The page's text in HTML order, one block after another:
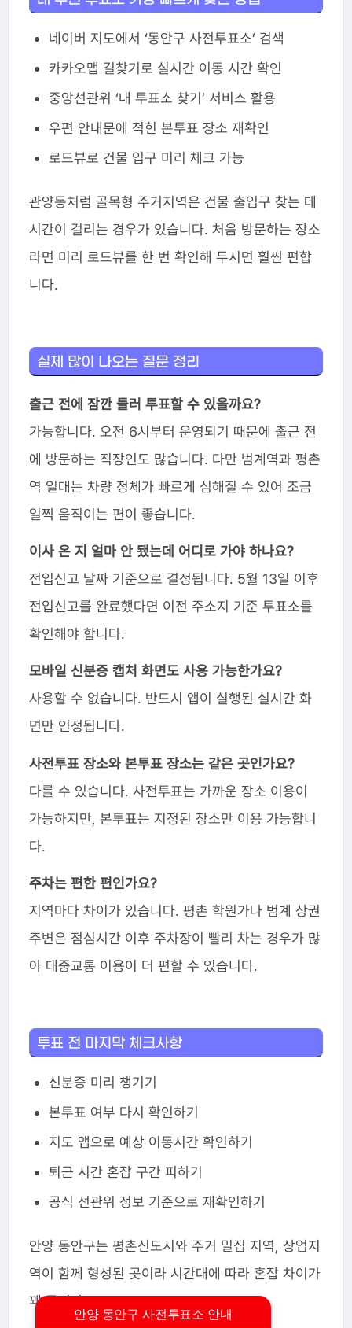
네이버 지도에서 ‘동안구 사전투표소’ 검색
카카오맵 길찾기로 실시간 이동 시간 확인
중앙선관위 ‘내 투표소 찾기’ 서비스 활용
우편 안내문에 적힌 본투표 장소 재확인
로드뷰로 건물 입구 미리 체크 가능
관양동처럼 골목형 주거지역은 건물 출입구 찾는 데
시간이 걸리는 경우가 있습니다. 처음 방문하는 장소
라면 미리 로드뷰를 한 번 확인해 두시면 훨씬 편합
니다.
실제 많이 나오는 질문 정리
출근 전에 잠깐 들러 투표할 수 있을까요?
가능합니다. 오전 6시부터 운영되기 때문에 출근 전
에 방문하는 직장인도 많습니다. 다만 범계역과 평촌
역 일대는 차량 정체가 빠르게 심해질 수 있어 조금
일찍 움직이는 편이 좋습니다.
이사 온 지 얼마 안 됐는데 어디로 가야 하나요?
전입신고 날짜 기준으로 결정됩니다. 5월 13일 이후
전입신고를 완료했다면 이전 주소지 기준 투표소를
확인해야 합니다.
모바일 신분증 캡처 화면도 사용 가능한가요?
사용할 수 없습니다. 반드시 앱이 실행된 실시간 화
면만 인정됩니다.
사전투표 장소와 본투표 장소는 같은 곳인가요?
다를 수 있습니다. 사전투표는 가까운 장소 이용이
가능하지만, 본투표는 지정된 장소만 이용 가능합니
다.
주차는 편한 편인가요?
지역마다 차이가 있습니다. 평촌 학원가나 범계 상권
주변은 점심시간 이후 주차장이 빨리 차는 경우가 많
아 대중교통 이용이 더 편할 수 있습니다.
투표 전 마지막 체크사항
신분증 미리 챙기기
본투표 여부 다시 확인하기
지도 앱으로 예상 이동시간 확인하기
퇴근 시간 혼잡 구간 피하기
공식 선관위 정보 기준으로 재확인하기
안양 동안구는 평촌신도시와 주거 밀집 지역, 상업지
역이 함께 형성된 곳이라 시간대에 따라 혼잡 차이가
꽤 큽니다.
안양 동안구 사전투표소 안내